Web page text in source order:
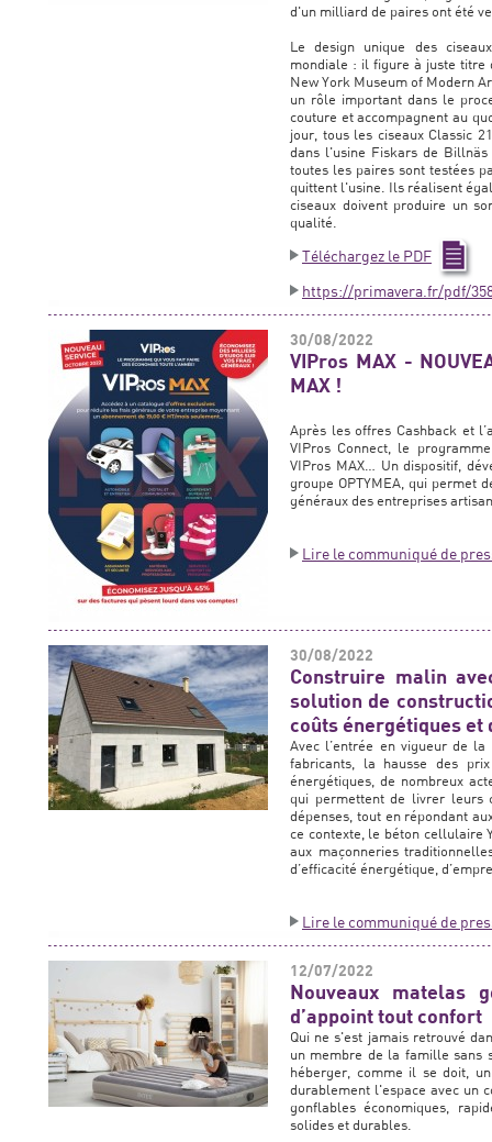
d'un milliard de paires ont été
Le design unique des
mondiale : il figure à juste titre
New York Museum of Modern
un rôle important dans le
couture et accompagnent au
jour, tous les ciseaux Classic
dans l'usine Fiskars de
toutes les paires sont testées
quittent l'usine. Ils réalisent
ciseaux doivent produire un
qualité.
Téléchargez le PDF
https://primavera.fr/pdf/
30/08/2022
VIPros MAX -
MAX !
Après les offres Cashback et
VIPros Connect, le
VIPros MAX… Un dispositif,
groupe OPTYMEA, qui permet
généraux des entreprises
Lire le communiqué de
30/08/2022
Construire malin
solution de
coûts énergétiques et
Avec l’entrée en vigueur de
fabricants, la hausse des
énergétiques, de nombreux
qui permettent de livrer leurs
dépenses, tout en répondant
ce contexte, le béton cellulaire
aux maçonneries
d’efficacité énergétique,
Lire le communiqué de
12/07/2022
Nouveaux matelas
d’appoint tout confort
Qui ne s'est jamais retrouvé
un membre de la famille sans
héberger, comme il se doit,
durablement l'espace avec un
gonflables économiques,
solides et durables.